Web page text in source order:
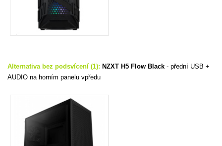
Alternativa bez podsvícení (1): NZXT H5 Flow Black - přední USB +
AUDIO na horním panelu vpředu